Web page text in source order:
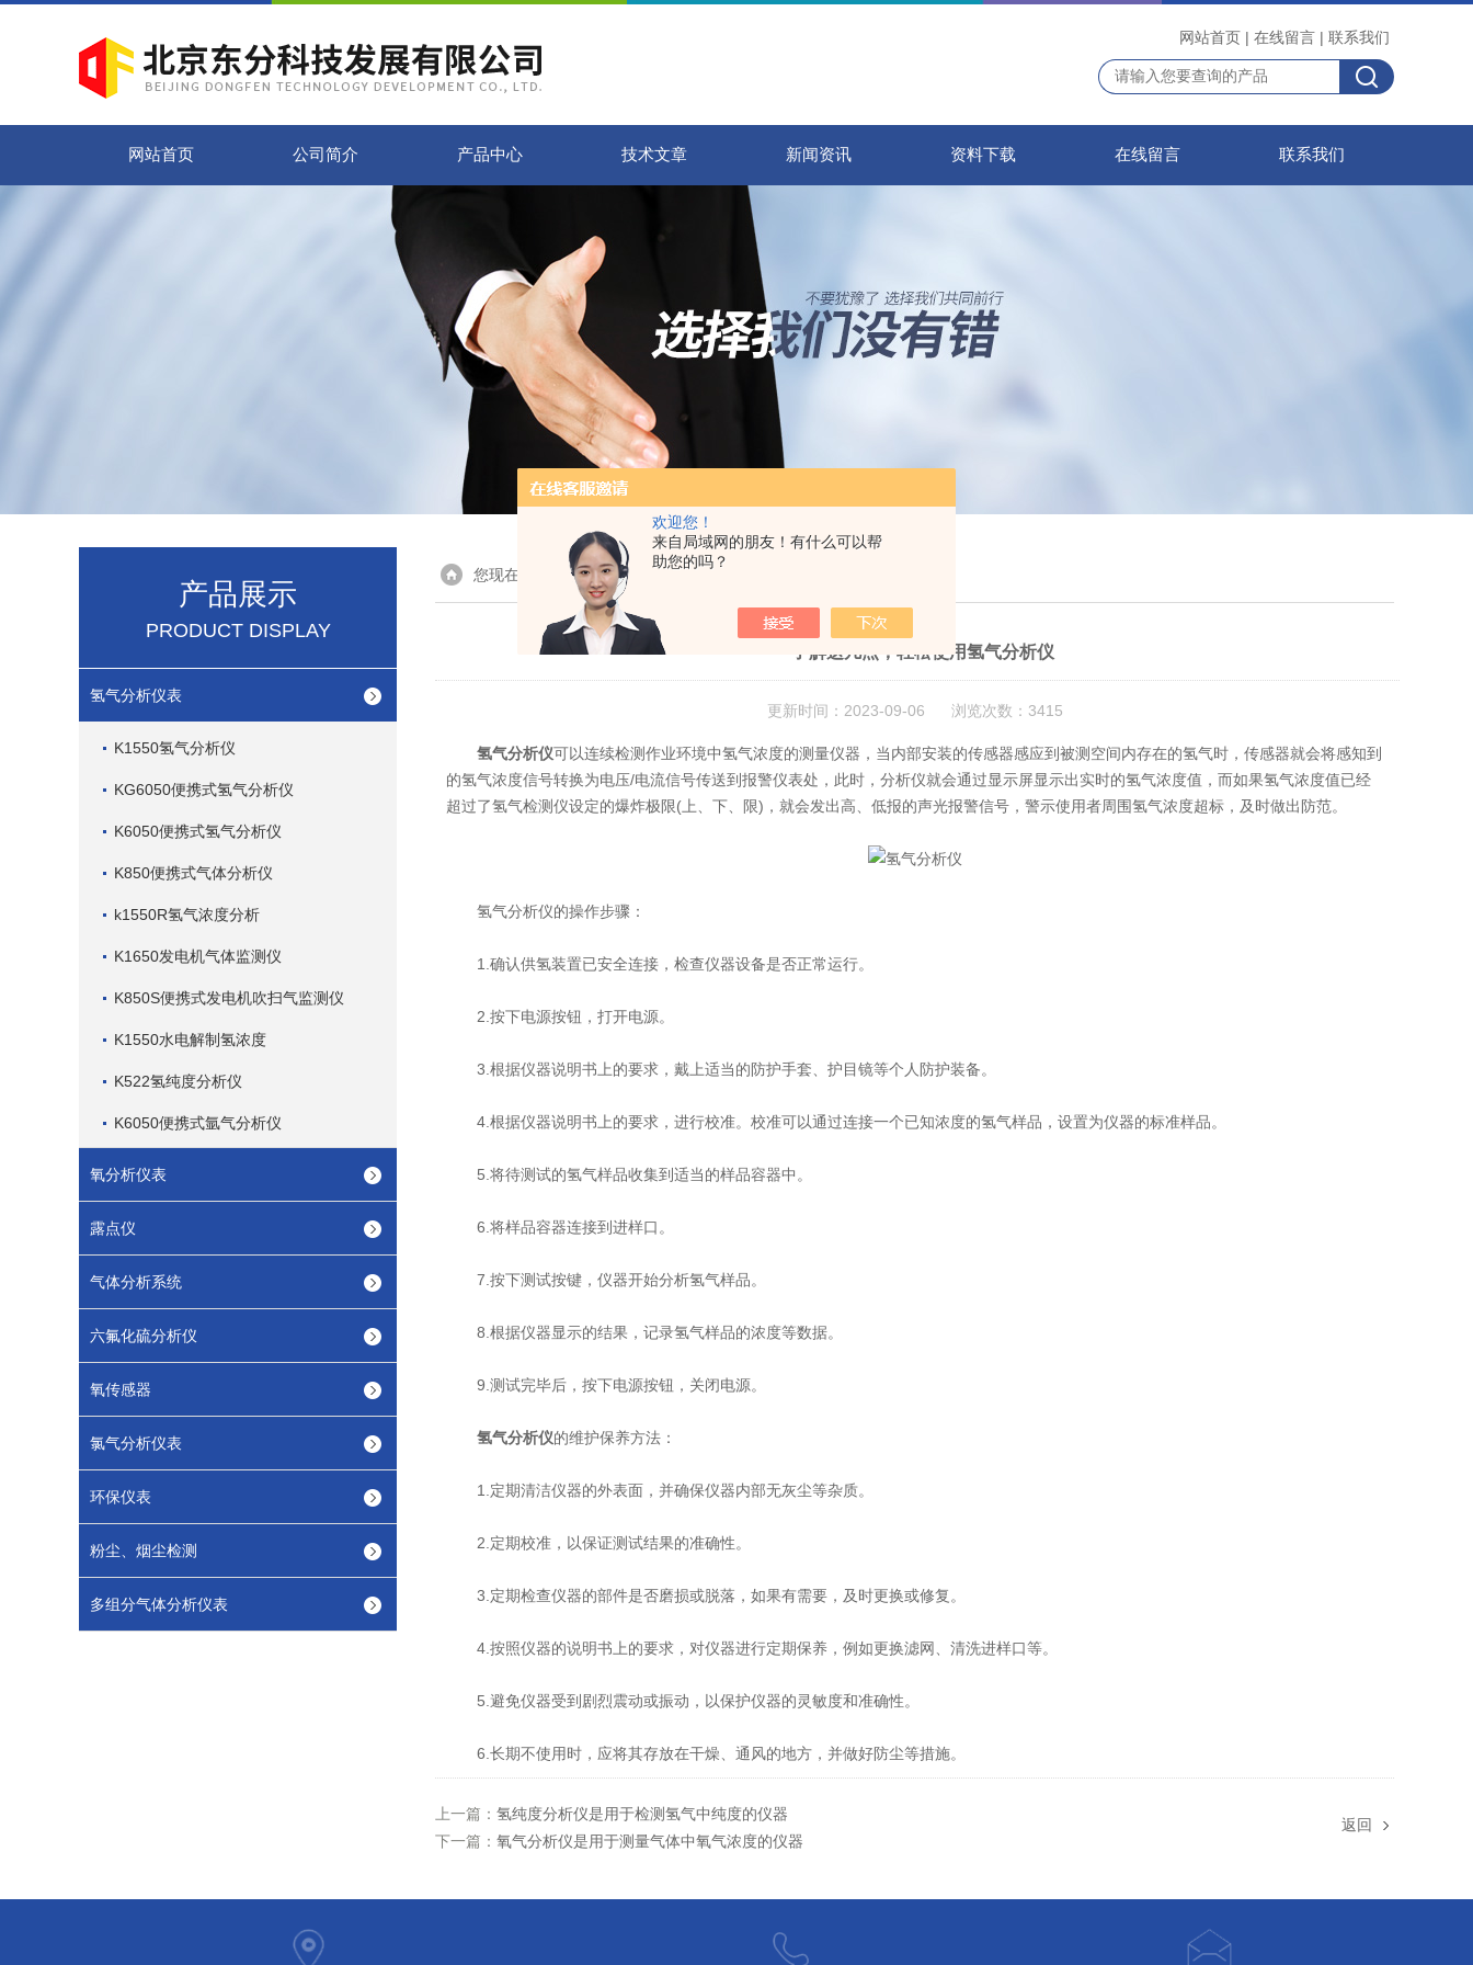
欢迎您！
来自局域网的朋友！有什么可以帮
助您的吗？
网站首页 | 在线留言 | 联系我们
网站首页 公司简介 产品中心 技术文章 新闻资讯 资料下载 在线留言 联系我们
产品展示
PRODUCT DISPLAY
氢气分析仪表
K1550氢气分析仪
KG6050便携式氢气分析仪
K6050便携式氢气分析仪
K850便携式气体分析仪
k1550R氢气浓度分析
K1650发电机气体监测仪
K850S便携式发电机吹扫气监测仪
K1550水电解制氢浓度
K522氢纯度分析仪
K6050便携式氩气分析仪
氧分析仪表
露点仪
气体分析系统
六氟化硫分析仪
氧传感器
氯气分析仪表
环保仪表
粉尘、烟尘检测
多组分气体分析仪表
您现在的位置：首页> 技术文章 > 了解这几点，轻松使用氢气分析仪
了解这几点，轻松使用氢气分析仪
更新时间：2023-09-06 浏览次数：3415
氢气分析仪可以连续检测作业环境中氢气浓度的测量仪器，当内部安装的传感器感应到被测空间内存在的氢气时，传感器就会将感知到
的氢气浓度信号转换为电压/电流信号传送到报警仪表处，此时，分析仪就会通过显示屏显示出实时的氢气浓度值，而如果氢气浓度值已经
超过了氢气检测仪设定的爆炸极限(上、下、限)，就会发出高、低报的声光报警信号，警示使用者周围氢气浓度超标，及时做出防范。
氢气分析仪的操作步骤：
1.确认供氢装置已安全连接，检查仪器设备是否正常运行。
2.按下电源按钮，打开电源。
3.根据仪器说明书上的要求，戴上适当的防护手套、护目镜等个人防护装备。
4.根据仪器说明书上的要求，进行校准。校准可以通过连接一个已知浓度的氢气样品，设置为仪器的标准样品。
5.将待测试的氢气样品收集到适当的样品容器中。
6.将样品容器连接到进样口。
7.按下测试按键，仪器开始分析氢气样品。
8.根据仪器显示的结果，记录氢气样品的浓度等数据。
9.测试完毕后，按下电源按钮，关闭电源。
氢气分析仪的维护保养方法：
1.定期清洁仪器的外表面，并确保仪器内部无灰尘等杂质。
2.定期校准，以保证测试结果的准确性。
3.定期检查仪器的部件是否磨损或脱落，如果有需要，及时更换或修复。
4.按照仪器的说明书上的要求，对仪器进行定期保养，例如更换滤网、清洗进样口等。
5.避免仪器受到剧烈震动或振动，以保护仪器的灵敏度和准确性。
6.长期不使用时，应将其存放在干燥、通风的地方，并做好防尘等措施。
上一篇： 氢纯度分析仪是用于检测氢气中纯度的仪器
下一篇： 氧气分析仪是用于测量气体中氧气浓度的仪器
返回